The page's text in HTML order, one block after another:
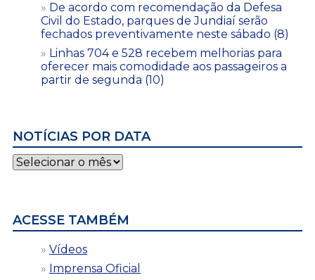
De acordo com recomendação da Defesa
Civil do Estado, parques de Jundiaí serão
fechados preventivamente neste sábado (8)
Linhas 704 e 528 recebem melhorias para
oferecer mais comodidade aos passageiros a
partir de segunda (10)
NOTÍCIAS POR DATA
Notícias
por
ACESSE TAMBÉM
Vídeos
Imprensa Oficial